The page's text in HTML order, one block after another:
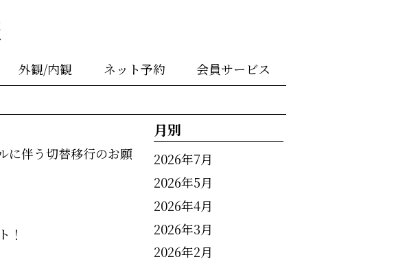
外観/内観 ネット予約 会員サービス
に伴う切替移行のお願
！
月別
2026年7月
2026年5月
2026年4月
2026年3月
2026年2月